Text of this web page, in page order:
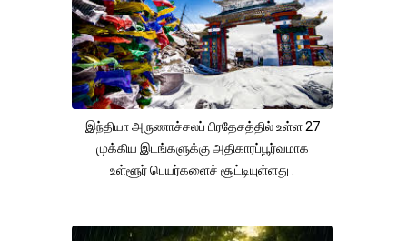
இந்தியா அருணாச்சலப் பிரதேசத்தில் உள்ள 27
முக்கிய இடங்களுக்கு அதிகாரப்பூர்வமாக
உள்ளூர் பெயர்களைச் சூட்டியுள்ளது .